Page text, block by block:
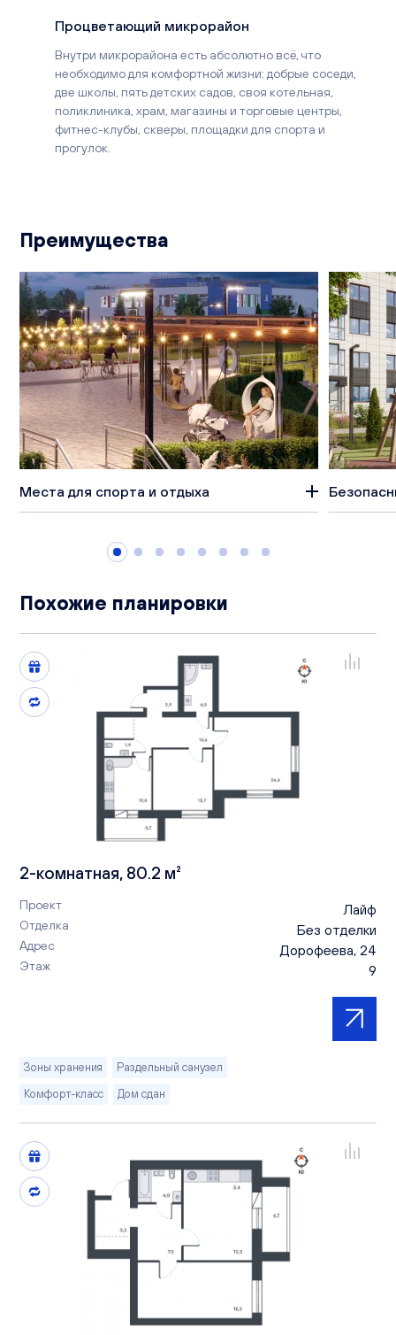
Процветающий микрорайон
Внутри микрорайона есть абсолютно всё, что
необходимо для комфортной жизни: добрые соседи,
две школы, пять детских садов, своя котельная,
поликлиника, храм, магазины и торговые центры,
фитнес-клубы, скверы, площадки для спорта и
прогулок.
Преимущества
Места для спорта и отдыха
Похожие планировки
2-комнатная, 80.2 м²
Проект Лайф
Отделка Без отделки
Адрес Дорофеева, 24
Этаж 9
Зоны хранения
Раздельный санузел
Комфорт-класс
Дом сдан